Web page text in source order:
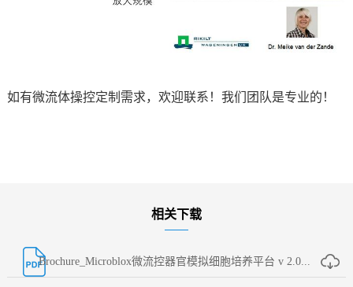
如有微流体操控定制需求，欢迎联系！我们团队是专业的！
相关下载
Brochure_Microblox微流控器官模拟细胞培养平台 v 2.0...